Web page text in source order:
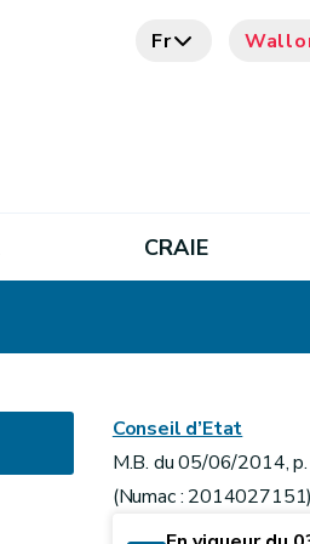
Fr
CRAIE
Conseil d’Etat
M.B. du 05/06/2014,
(Numac : 2014027151)